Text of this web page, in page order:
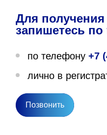
О нас
Направления деятельности
Для получения
запишетесь
по телефону +7
лично в
Позвонить